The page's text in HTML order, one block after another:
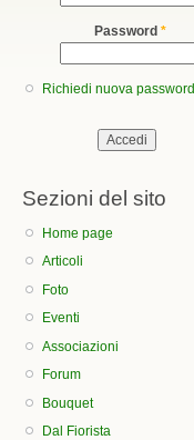
Password *
Richiedi nuova password
Sezioni del sito
Home page
Articoli
Foto
Eventi
Associazioni
Forum
Bouquet
Dal Fiorista